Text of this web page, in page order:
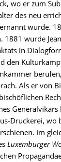
wo er zum
des neu
wurde.
1881 wurde
in
den
Als er von
Druckerei, wo
Im
Luxemburger